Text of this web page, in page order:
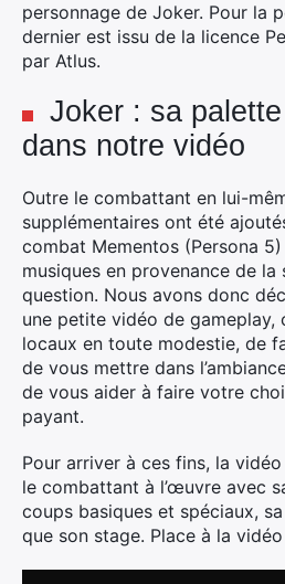
personnage de Joker. Pour la
dernier est issu de la licence
par Atlus.
Joker : sa
dans notre vidéo
Outre le combattant en lui-
supplémentaires ont été
combat Mementos (Persona
musiques en provenance de
question. Nous avons donc
une petite vidéo de gameplay,
locaux en toute modestie, de
de vous mettre dans
de vous aider à faire votre
payant.
Pour arriver à ces fins, la
le combattant à l’œuvre avec
coups basiques et spéciaux,
que son stage. Place à la